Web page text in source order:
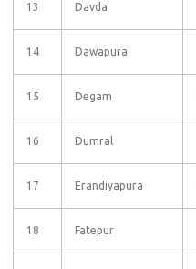
13 Davda
14 Dawapura
15 Degam
16 Dumral
17 Erandiyapura
18 Fatepur